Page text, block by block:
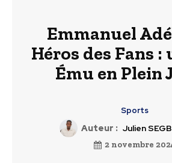
Emmanuel
Héros des Fans :
Ému en Plein
Sports
Auteur : Julien
2 novembre